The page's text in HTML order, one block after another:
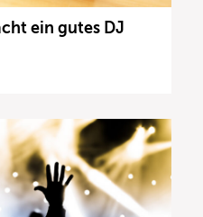
ein gutes DJ